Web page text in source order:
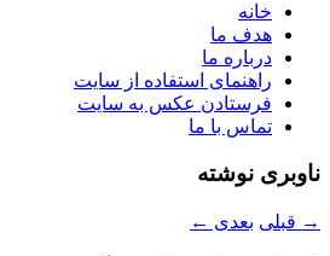
خانه
هدف ما
درباره ما
راهنمای استفاده از سایت
فرستادن عکس به سایت
تماس با ما
ناوبری نوشته
→ قبلی بعدی ←